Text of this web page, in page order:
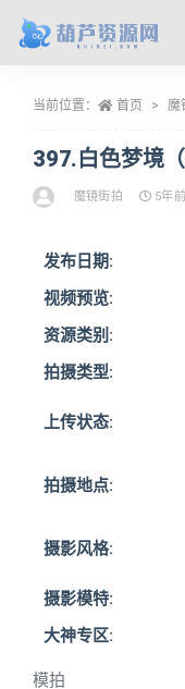
当前位置： 首页 魔
397.白色梦境
魔镜街拍 5年前
模拍
发布日期:
视频预览:
资源类别:
拍摄类型:
上传状态:
拍摄地点:
摄影风格:
摄影模特:
大神专区: